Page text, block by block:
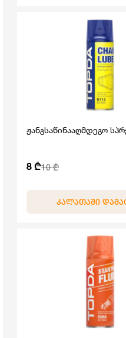
ჟანგსაწინააღმდეგო
8 ₾10 ₾
ᲙᲐᲚᲐᲗᲐᲨᲘ